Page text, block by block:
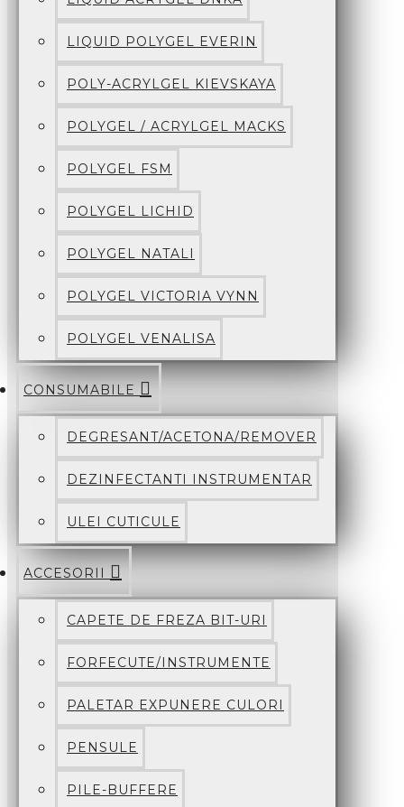
LIQUID POLYGEL EVERIN
POLY-ACRYLGEL KIEVSKAYA
POLYGEL / ACRYLGEL MACKS
POLYGEL FSM
POLYGEL LICHID
POLYGEL NATALI
POLYGEL VICTORIA VYNN
POLYGEL VENALISA
CONSUMABILE
DEGRESANT/ACETONA/REMOVER
DEZINFECTANTI INSTRUMENTAR
ULEI CUTICULE
ACCESORII
CAPETE DE FREZA BIT-URI
FORFECUTE/INSTRUMENTE
PALETAR EXPUNERE CULORI
PENSULE
PILE-BUFFERE